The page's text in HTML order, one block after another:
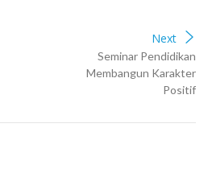
Next
Seminar Pendidikan
Membangun Karakter
Positif